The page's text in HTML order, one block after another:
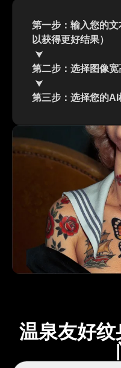
第一步：输入您的
以获得更好结果）
第二步：选择图像宽
第三步：选择您的AI
温泉友好